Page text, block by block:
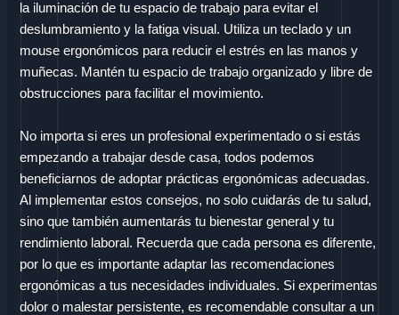
la iluminación de tu espacio de trabajo para evitar el
deslumbramiento y la fatiga visual. Utiliza un teclado y un
mouse ergonómicos para reducir el estrés en las manos y
muñecas. Mantén tu espacio de trabajo organizado y libre de
obstrucciones para facilitar el movimiento.
No importa si eres un profesional experimentado o si estás
empezando a trabajar desde casa, todos podemos
beneficiarnos de adoptar prácticas ergonómicas adecuadas.
Al implementar estos consejos, no solo cuidarás de tu salud,
sino que también aumentarás tu bienestar general y tu
rendimiento laboral. Recuerda que cada persona es diferente,
por lo que es importante adaptar las recomendaciones
ergonómicas a tus necesidades individuales. Si experimentas
dolor o malestar persistente, es recomendable consultar a un